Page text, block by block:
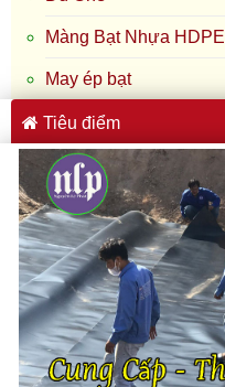
Màng Bạt Nhựa HDPE
May ép bạt
Tiêu điểm